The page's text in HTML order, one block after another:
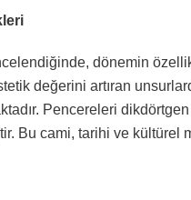
dönemin
değerini artıran
Pencereleri
Bu cami, tarihi ve kültürel